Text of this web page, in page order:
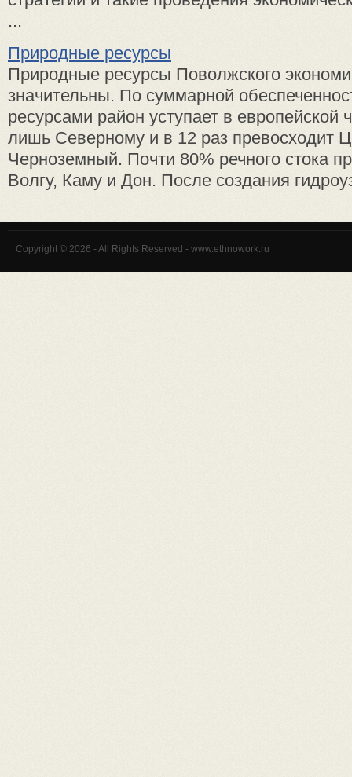
...
Природные ресурсы
Природные ресурсы Поволжского
значительны. По суммарной
ресурсами район уступает в европейской
лишь Северному и в 12 раз превосходит
Черноземный. Почти 80% речного стока
Волгу, Каму и Дон. После создания
Copyright © 2026 - All Rights Reserved - www.ethnowork.ru